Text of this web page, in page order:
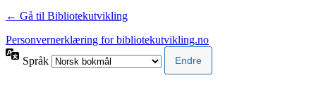
← Gå til Bibliotekutvikling
Personvernerklæring for bibliotekutvikling.no
Språk